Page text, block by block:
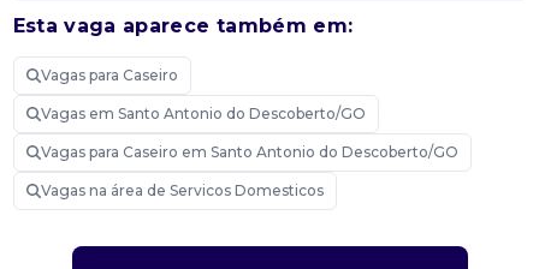
Esta vaga aparece também em:
Vagas para Caseiro
Vagas em Santo Antonio do Descoberto/GO
Vagas para Caseiro em Santo Antonio do Descoberto/GO
Vagas na área de Servicos Domesticos